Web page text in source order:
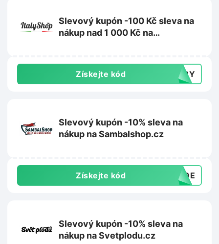
Slevový kupón -100 Kč sleva na
nákup nad 1 000 Kč na
Získejte kód TERY
Slevový kupón -10% sleva na
nákup na Sambalshop.cz
Získejte kód ANQE
Slevový kupón -10% sleva na
nákup na Svetplodu.cz